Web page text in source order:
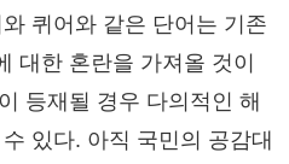
퀴어와 같은 단어는 기존
대한 혼란을 가져올 것이
등재될 경우 다의적인 해
있다. 아직 국민의 공감대